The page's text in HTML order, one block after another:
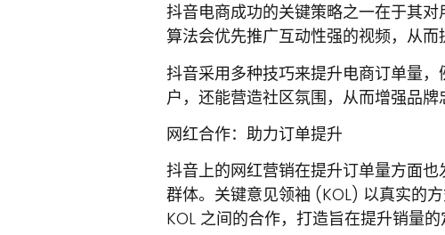
抖音电商成功的关键策略之一在于其
算法会优先推广互动性强的视频，从
抖音采用多种技巧来提升电商订单量
户，还能营造社区氛围，从而增强品
网红合作：助力订单提升
抖音上的网红营销在提升订单量方面
群体。关键意见领袖 (KOL) 以真实的
KOL 之间的合作，打造旨在提升销量的